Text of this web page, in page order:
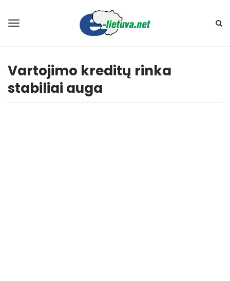
Vartojimo kreditų rinka
stabiliai auga